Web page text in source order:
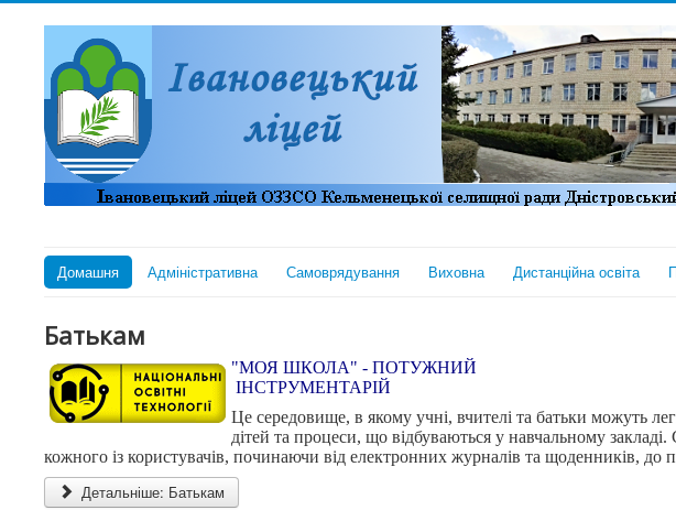
Домашня Адміністративна Самоврядування Виховна Дистанційна освіта
Батькам
"МОЯ ШКОЛА" - ПОТУЖНИЙ
ІНСТРУМЕНТАРІЙ
Це середовище, в якому учні, вчителі та батьки можуть
дітей та процеси, що відбуваються у навчальному
кожного із користувачів, починаючи від електронних журналів та щоденників, до
Детальніше: Батькам